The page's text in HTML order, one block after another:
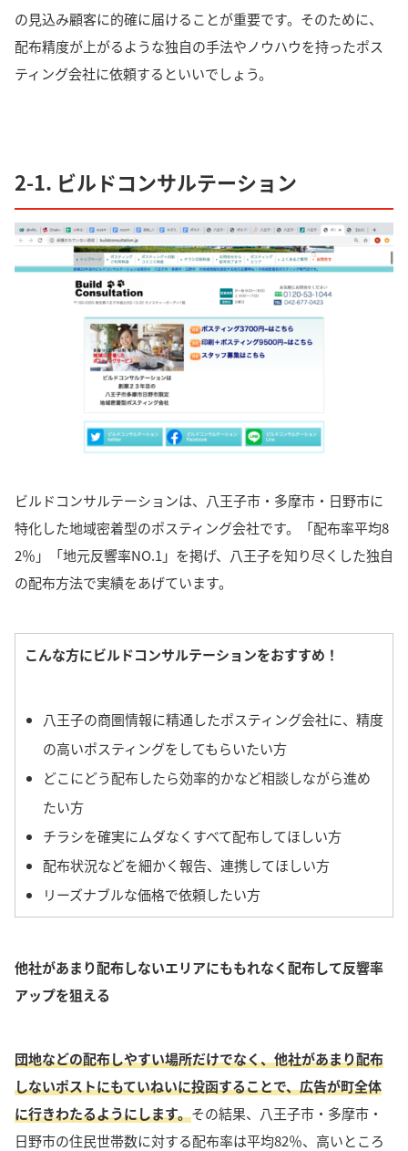
の見込み顧客に的確に届けることが重要です。そのために、
配布精度が上がるような独自の手法やノウハウを持ったポス
ティング会社に依頼するといいでしょう。
2-1. ビルドコンサルテーション
ビルドコンサルテーションは、八王子市・多摩市・日野市に
特化した地域密着型のポスティング会社です。「配布率平均8
2％」「地元反響率NO.1」を掲げ、八王子を知り尽くした独自
の配布方法で実績をあげています。
こんな方にビルドコンサルテーションをおすすめ！
八王子の商圏情報に精通したポスティング会社に、精度
の高いポスティングをしてもらいたい方
どこにどう配布したら効率的かなど相談しながら進め
たい方
チラシを確実にムダなくすべて配布してほしい方
配布状況などを細かく報告、連携してほしい方
リーズナブルな価格で依頼したい方
他社があまり配布しないエリアにももれなく配布して反響率
アップを狙える
団地などの配布しやすい場所だけでなく、他社があまり配布
しないポストにもていねいに投函することで、広告が町全体
に行きわたるようにします。その結果、八王子市・多摩市・
日野市の住民世帯数に対する配布率は平均82％、高いところ